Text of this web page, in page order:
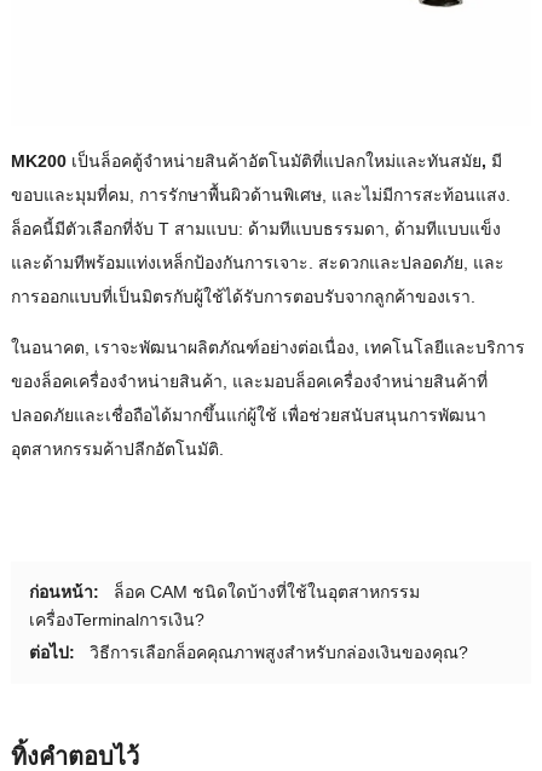
MK200เป็นล็อคตู้จําหน่ายสินค้าอัตโนมัติที่แปลกใหม่และทันสมัย, มี
ขอบและมุมที่คม, การรักษาพื้นผิวด้านพิเศษ, และไม่มีการสะท้อนแสง.
ล็อคนี้มีตัวเลือกที่จับ T สามแบบ: ด้ามทีแบบธรรมดา, ด้ามทีแบบแข็ง
และด้ามทีพร้อมแท่งเหล็กป้องกันการเจาะ. สะดวกและปลอดภัย, และ
การออกแบบที่เป็นมิตรกับผู้ใช้ได้รับการตอบรับจากลูกค้าของเรา.
ในอนาคต, เราจะพัฒนาผลิตภัณฑ์อย่างต่อเนื่อง, เทคโนโลยีและบริการ
ของล็อคเครื่องจำหน่ายสินค้า, และมอบล็อคเครื่องจำหน่ายสินค้าที่
ปลอดภัยและเชื่อถือได้มากขึ้นแก่ผู้ใช้ เพื่อช่วยสนับสนุนการพัฒนา
อุตสาหกรรมค้าปลีกอัตโนมัติ.
ก่อนหน้า:
ล็อค CAM ชนิดใดบ้างที่ใช้ในอุตสาหกรรม
เครื่องTerminalการเงิน?
ต่อไป:
วิธีการเลือกล็อคคุณภาพสูงสำหรับกล่องเงินของคุณ?
ทิ้งคำตอบไว้